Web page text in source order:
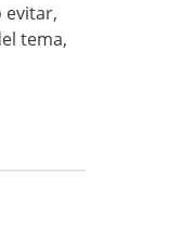
evitar,
tema,